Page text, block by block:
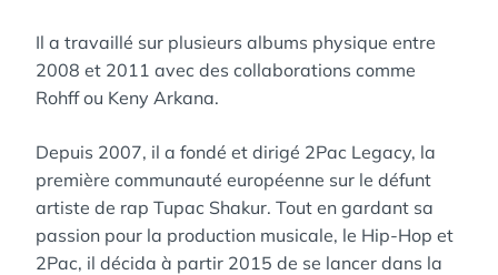
Il a travaillé sur plusieurs albums physique entre
2008 et 2011 avec des collaborations comme
Rohff ou Keny Arkana.
Depuis 2007, il a fondé et dirigé 2Pac Legacy, la
première communauté européenne sur le défunt
artiste de rap Tupac Shakur. Tout en gardant sa
passion pour la production musicale, le Hip-Hop et
2Pac, il décida à partir 2015 de se lancer dans la